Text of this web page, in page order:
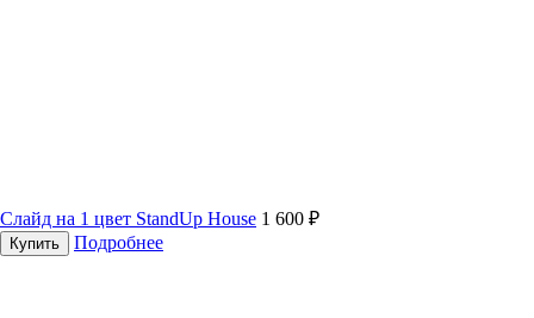
Слайд на 1 цвет StandUp House 1 600 ₽
Купить Подробнее